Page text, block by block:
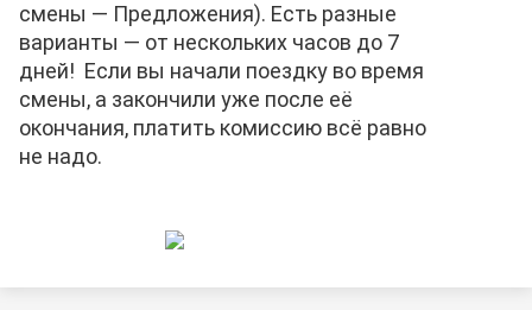
смены — Предложения). Есть разные
варианты — от нескольких часов до 7
дней! Если вы начали поездку во время
смены, а закончили уже после её
окончания, платить комиссию всё равно
не надо.